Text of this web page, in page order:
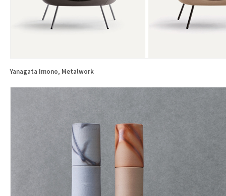
Yanagata Imono, Metalwork